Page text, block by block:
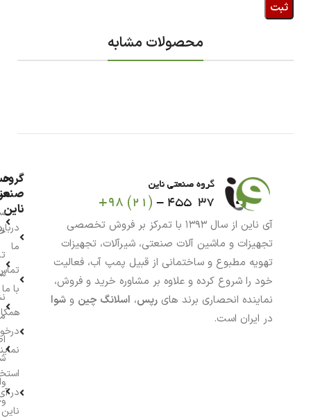
محصولات مشابه
آی ناین از سال ۱۳۹۳ با تمرکز بر فروش تخصصی
تجهیزات و ماشین آلات صنعتی، شیرآلات، تجهیزات
تهویه مطبوع و ساختمانی از قبیل پمپ آب، فعالیت
خود را شروع کرده و علاوه بر مشاوره خرید و فروش،
نماینده انحصاری برند های رپس، اسلانگ چین و شوا
در ایران است.
گروه
ناین
ما
با ما
در
ناین